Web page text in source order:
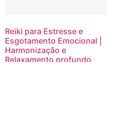
Reiki para Estresse e
Esgotamento Emocional |
Harmonização e
Relaxamento profundo